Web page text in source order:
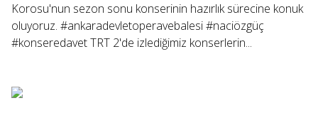
Korosu'nun sezon sonu konserinin hazırlık sürecine konuk
oluyoruz. #ankaradevletoperavebalesi #naciözgüç
#konseredavet TRT 2'de izlediğimiz konserlerin...